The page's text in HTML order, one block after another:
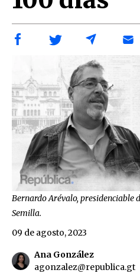
Bernardo Arévalo,
Semilla.
Ana González
agonzalez@republica.gt
09 de agosto, 2023